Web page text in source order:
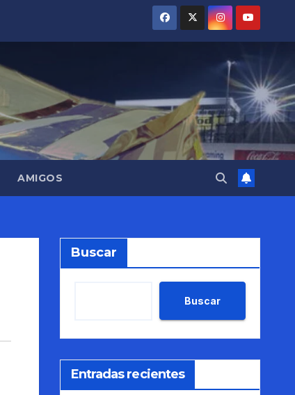
AMIGOS
Buscar
Buscar
Entradas recientes